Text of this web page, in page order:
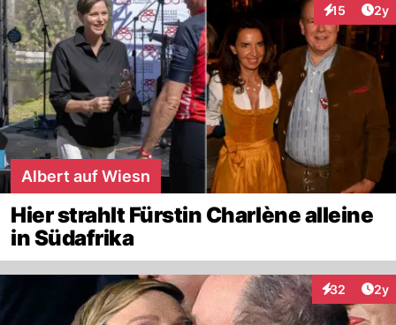
15 2y
Albert auf Wiesn
Hier strahlt Fürstin Charlène alleine
in Südafrika
32
Interaktionen
2y